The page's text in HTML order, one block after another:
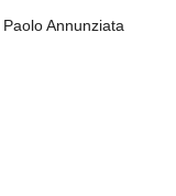
Paolo Annunziata